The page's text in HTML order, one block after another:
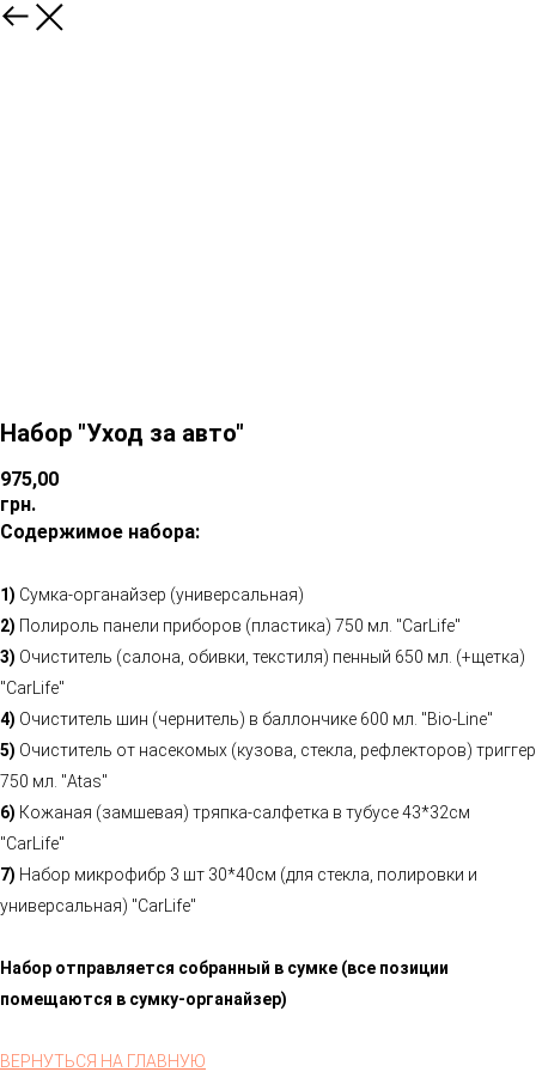
Набор "Уход за авто"
975,00
грн.
Содержимое набора:
1) Сумка-органайзер (универсальная)
2) Полироль панели приборов (пластика) 750 мл. "CarLife"
3) Очиститель (салона, обивки, текстиля) пенный 650 мл. (+щетка)
"CarLife"
4) Очиститель шин (чернитель) в баллончике 600 мл. "Bio-Line"
5) Очиститель от насекомых (кузова, стекла, рефлекторов) триггер
750 мл. "Atas"
6) Кожаная (замшевая) тряпка-салфетка в тубусе 43*32см
"CarLife"
7) Набор микрофибр 3 шт 30*40см (для стекла, полировки и
универсальная) "CarLife"
Набор отправляется собранный в сумке (все позиции
помещаются в сумку-органайзер)
ВЕРНУТЬСЯ НА ГЛАВНУЮ